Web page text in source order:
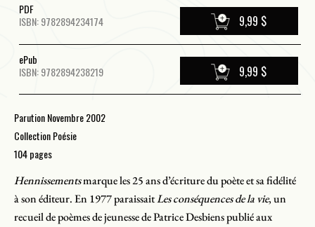
PDF
ISBN: 9782894234174
9,99 $
ePub
ISBN: 9782894238219
9,99 $
Parution Novembre 2002
Collection Poésie
104 pages
Hennissementsmarque les 25 ans d’écriture du poète et sa fidélité
à son éditeur. En 1977 paraissaitLes conséquences de la vie, un
recueil de poèmes de jeunesse de Patrice Desbiens publié aux